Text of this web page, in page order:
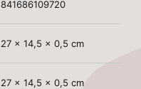
841686109720
27 x 14,5 x 0,5 cm
27 x 14,5 x 0,5 cm